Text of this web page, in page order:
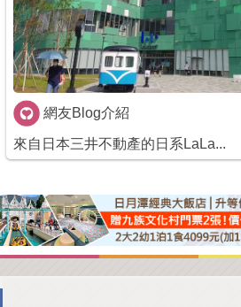
討論區
聯絡我們
APP下載
網友Blog介紹
來自日本三井不動產的日系LaLa...